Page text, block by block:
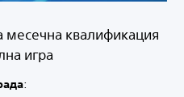
месечна квалификация
игра
: